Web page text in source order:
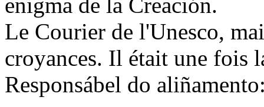
enigma de la Creación.
Le Courier de l'Unesco,
croyances. Il était une fois
Responsábel do